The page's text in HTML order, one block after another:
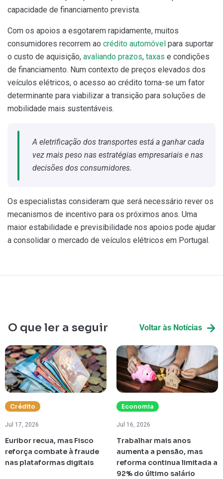
capacidade de financiamento prevista.
Com os apoios a esgotarem rapidamente, muitos
consumidores recorrem ao crédito automóvel para suportar
o custo de aquisição, avaliando prazos, taxas e condições
de financiamento. Num contexto de preços elevados dos
veículos elétricos, o acesso ao crédito torna-se um fator
determinante para viabilizar a transição para soluções de
mobilidade mais sustentáveis.
A eletrificação dos transportes está a ganhar cada
vez mais peso nas estratégias empresariais e nas
decisões dos consumidores.
Os especialistas consideram que será necessário rever os
mecanismos de incentivo para os próximos anos. Uma
maior estabilidade e previsibilidade nos apoios pode ajudar
a consolidar o mercado de veículos elétricos em Portugal.
O que ler a seguir Voltar às Notícias
Crédito
Jul 17, 2026
Euribor recua, mas Fisco
reforça combate à fraude
nas plataformas digitais
Economia
Jul 16, 2026
Trabalhar mais anos
aumenta a pensão, mas
reforma continua limitada a
92% do último salário